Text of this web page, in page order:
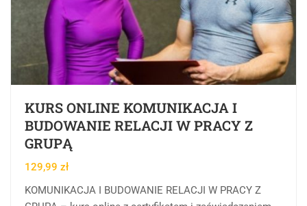
KURS ONLINE KOMUNIKACJA I
BUDOWANIE RELACJI W PRACY Z
GRUPĄ
129,99 zł
KOMUNIKACJA I BUDOWANIE RELACJI W PRACY Z